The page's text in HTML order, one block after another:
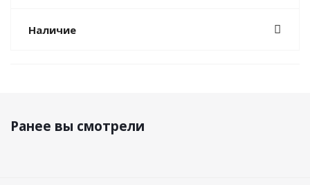
Наличие
Ранее вы смотрели